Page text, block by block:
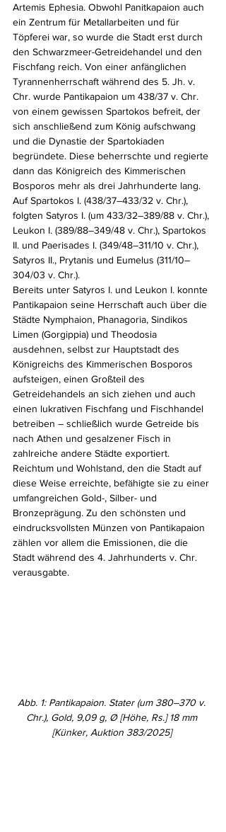
Artemis Ephesia. Obwohl Panitkapaion auch
ein Zentrum für Metallarbeiten und für
Töpferei war, so wurde die Stadt erst durch
den Schwarzmeer-Getreidehandel und den
Fischfang reich. Von einer anfänglichen
Tyrannenherrschaft während des 5. Jh. v.
Chr. wurde Pantikapaion um 438/37 v. Chr.
von einem gewissen Spartokos befreit, der
sich anschließend zum König aufschwang
und die Dynastie der Spartokiaden
begründete. Diese beherrschte und regierte
dann das Königreich des Kimmerischen
Bosporos mehr als drei Jahrhunderte lang.
Auf Spartokos I. (438/37–433/32 v. Chr.),
folgten Satyros I. (um 433/32–389/88 v. Chr.),
Leukon I. (389/88–349/48 v. Chr.), Spartokos
II. und Paerisades I. (349/48–311/10 v. Chr.),
Satyros II., Prytanis und Eumelus (311/10–
304/03 v. Chr.).
Bereits unter Satyros I. und Leukon I. konnte
Pantikapaion seine Herrschaft auch über die
Städte Nymphaion, Phanagoria, Sindikos
Limen (Gorgippia) und Theodosia
ausdehnen, selbst zur Hauptstadt des
Königreichs des Kimmerischen Bosporos
aufsteigen, einen Großteil des
Getreidehandels an sich ziehen und auch
einen lukrativen Fischfang und Fischhandel
betreiben – schließlich wurde Getreide bis
nach Athen und gesalzener Fisch in
zahlreiche andere Städte exportiert.
Reichtum und Wohlstand, den die Stadt auf
diese Weise erreichte, befähigte sie zu einer
umfangreichen Gold-, Silber- und
Bronzeprägung. Zu den schönsten und
eindrucksvollsten Münzen von Pantikapaion
zählen vor allem die Emissionen, die die
Stadt während des 4. Jahrhunderts v. Chr.
verausgabte.
Abb. 1: Pantikapaion. Stater (um 380–370 v.
Chr.), Gold, 9,09 g, Ø [Höhe, Rs.] 18 mm
[Künker, Auktion 383/2025]